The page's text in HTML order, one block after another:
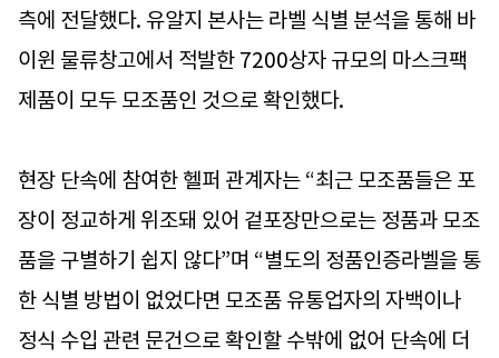
측에 전달했다. 유알지 본사는 라벨 식별 분석을 통해 바
이윈 물류창고에서 적발한 7200상자 규모의 마스크팩
제품이 모두 모조품인 것으로 확인했다.
현장 단속에 참여한 헬퍼 관계자는 “최근 모조품들은 포
장이 정교하게 위조돼 있어 겉포장만으로는 정품과 모조
품을 구별하기 쉽지 않다”며 “별도의 정품인증라벨을 통
한 식별 방법이 없었다면 모조품 유통업자의 자백이나
정식 수입 관련 문건으로 확인할 수밖에 없어 단속에 더